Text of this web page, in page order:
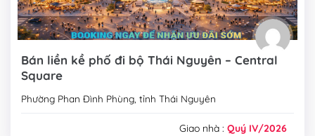
Bán liền kề phố đi bộ Thái Nguyên – Central
Square
Phường Phan Đình Phùng, tỉnh Thái Nguyên
Giao nhà :Quý IV/2026